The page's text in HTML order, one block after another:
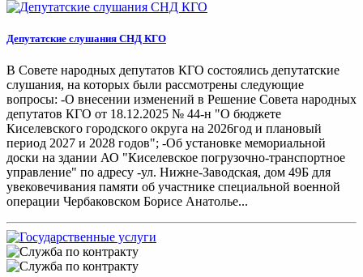
Депутатские слушания СНД КГО
В Совете народных депутатов КГО состоялись депутатские
слушания, на которых были рассмотрены следующие
вопросы: -О внесении изменений в Решение Совета народных
депутатов КГО от 18.12.2025 № 44-н "О бюджете
Киселевского городского округа на 2026год и плановый
период 2027 и 2028 годов"; -Об установке мемориальной
доски на здании АО "Киселевское погрузочно-транспортное
управление" по адресу -ул. Нижне-Заводская, дом 49Б для
увековечивания памяти об участнике специальной военной
операции Чербаковском Борисе Анатолье...